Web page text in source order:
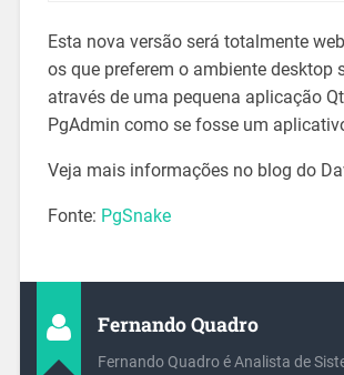
Esta nova versão será totalmente
os que preferem o ambiente desktop
através de uma pequena aplicação
PgAdmin como se fosse um
Veja mais informações no blog do
Fonte: PgSnake
Fernando Quadro
Fernando Quadro é Analista de